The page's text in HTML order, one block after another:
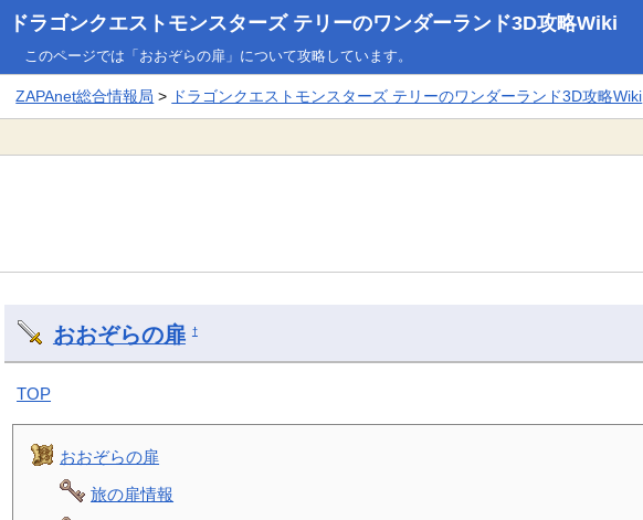
ドラゴンクエストモンスターズ テリーのワンダーランド3D攻略Wiki
このページでは「おおぞらの扉」について攻略しています。
ZAPAnet総合情報局 > ドラゴンクエストモンスターズ テリーのワンダーランド3D攻略Wiki
おおぞらの扉 †
TOP
おおぞらの扉
旅の扉情報